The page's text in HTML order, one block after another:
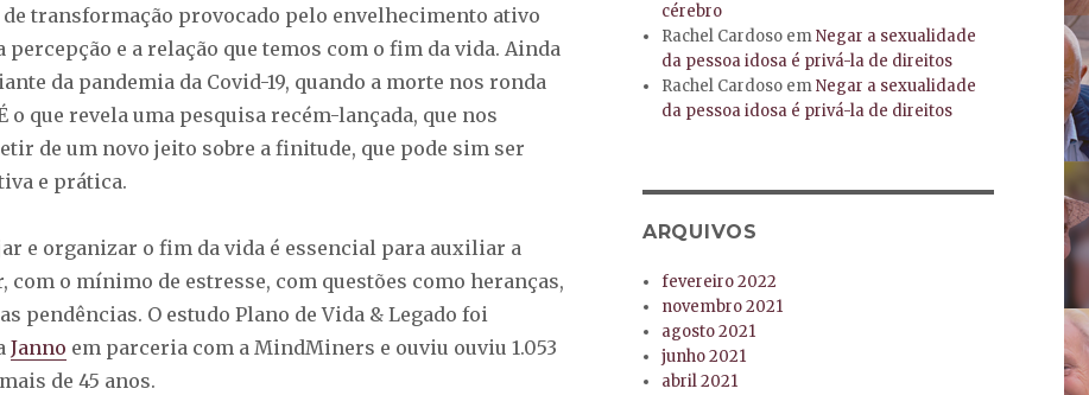
transformação provocado pelo envelhecimento ativo
percepção e a relação que temos com o fim da vida. Ainda
da pandemia da Covid-19, quando a morte nos ronda
o que revela uma pesquisa recém-lançada, que nos
de um novo jeito sobre a finitude, que pode sim ser
e prática.
e organizar o fim da vida é essencial para auxiliar a
com o mínimo de estresse, com questões como heranças,
pendências. O estudo Plano de Vida & Legado foi
Janno em parceria com a MindMiners e ouviu ouviu 1.053
de 45 anos.
cérebro
Rachel Cardoso emNegar a sexualidade
da pessoa idosa é privá-la de direitos
Rachel Cardoso emNegar a sexualidade
da pessoa idosa é privá-la de direitos
ARQUIVOS
fevereiro 2022
novembro 2021
agosto 2021
junho 2021
abril 2021